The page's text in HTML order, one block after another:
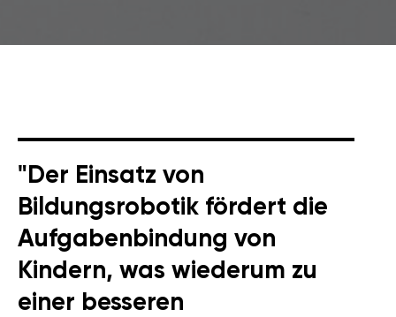
"Der Einsatz von
Bildungsrobotik fördert die
Aufgabenbindung von
Kindern, was wiederum zu
einer besseren